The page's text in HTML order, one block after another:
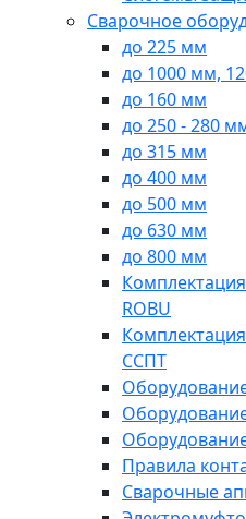
Сварочное
до 225 мм
до 1000 мм,
до 160 мм
до 250 - 280
до 315 мм
до 400 мм
до 500 мм
до 630 мм
до 800 мм
ROBU
ССПТ
Правила
Сварочные